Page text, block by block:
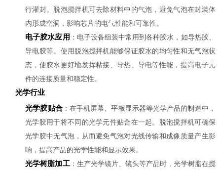
行灌封。脱泡搅拌机可去除材料中的气泡，避免气泡在封装体
内形成空洞，影响芯片的电气性能和可靠性。
电子胶水应用 ：电子设备组装中常用到各种胶水，如导热胶、
导电胶等。使用脱泡搅拌机能够保证胶水的均匀性和无气泡状
态，使胶水更好地发挥粘接、导热、导电等性能，提高电子元
件的连接质量和稳定性。
光学行业
光学胶贴合：在手机屏幕、平板显示器等光学产品的制造中，
光学胶用于将不同的光学元件贴合在一起。脱泡搅拌机可确保
光学胶中无气泡，从而避免气泡对光线传输和成像质量产生影
响，提高产品的光学性能和显示效果。
光学树脂加工：生产光学镜片、镜头等产品时，光学树脂在搅